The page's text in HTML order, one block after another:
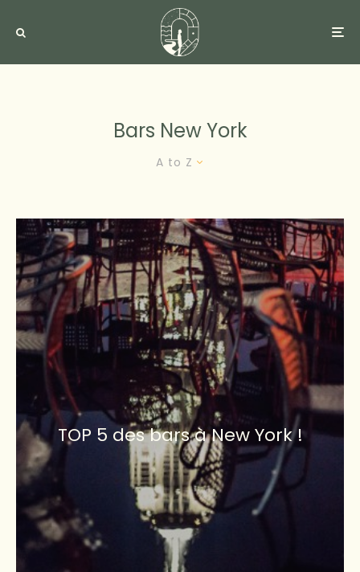
Bars New York
A to Z
TOP 5 des bars à New York !